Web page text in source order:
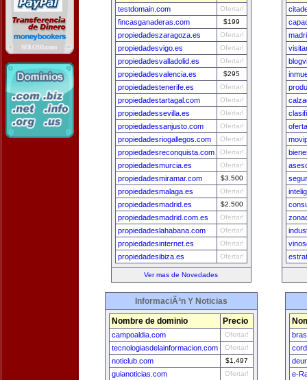
testdomain.com Ofertar!
fincasganaderas.com $199
propiedadeszaragoza.es Ofertar!
propiedadesvigo.es Ofertar!
propiedadesvalladolid.es Ofertar!
propiedadesvalencia.es $295
propiedadestenerife.es Ofertar!
propiedadestartagal.com Ofertar!
propiedadessevilla.es Ofertar!
propiedadessanjusto.com Ofertar!
propiedadesriogallegos.com Ofertar!
propiedadesreconquista.com Ofertar!
propiedadesmurcia.es Ofertar!
propiedadesmiramar.com $3,500
propiedadesmalaga.es Ofertar!
propiedadesmadrid.es $2,500
propiedadesmadrid.com.es Ofertar!
propiedadeslahabana.com Ofertar!
propiedadesinternet.es Ofertar!
propiedadesibiza.es Ofertar!
Ver mas de Novedades
InformaciÃ³n Y Noticias
Nombre de dominio Precio
campoaldia.com Ofertar!
tecnologiasdelainformacion.com Ofertar!
noticlub.com $1,497
guianoticias.com Ofertar!
e-